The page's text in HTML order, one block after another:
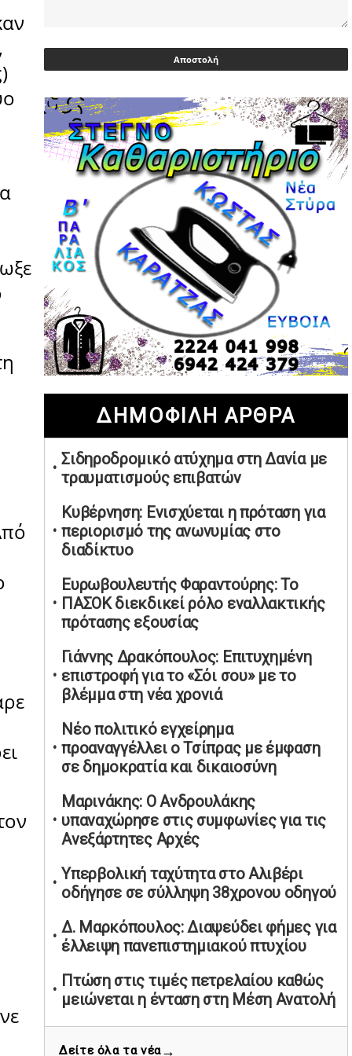
ΠΑΣΟΚ διεκδικεί ρόλο εναλλακτικής
πρότασης εξουσίας
Ακρίβεια: Με λίστα και περιορισμένες
επιλογές οι αγορές των νοικοκυριών
03/05/2026 | 07:59
Υεμένη: Σομαλοί πειρατές στο
πετρελαιοφόρο Eureka
03/05/2026 | 06:40
Αντιδρά μετά από 17 ημέρες νοσηλείας
ο Γιώργος Μυλωνάκης, τον
επισκέφτηκε ο πρωθυπουργός
02/05/2026 | 20:54
Μεντιλίμπαρ: Ξεχωριστό το κλίμα σε
κάθε παιχνίδι ΠΑΟΚ και Ολυμπιακού
02/05/2026 | 20:28
Περιστέρι: Ένταση μεταξύ ανηλίκων
άφησε δύο 15χρονους τραυματίες
Ηνωμένα Αραβικά Εμιράτα: Αίρουν
τους περιορισμούς στον εναέριο χώρο
Η Αθηνά Λινού αφήνει ανοιχτό το
ενδεχόμενο ένταξης στον νέο
02/05/2026 | 17:01
Αταμάν: Κανείς δεν έχει δικαίωμα να
μιλά για τον πρόεδρο και την
οικογένειά του
02/05/2026 | 15:59
Μαρινάκης: Ο Ανδρουλάκης
υπαναχώρησε στις συμφωνίες για τις
Ανεξάρτητες Αρχές
02/05/2026 | 09:36
code για πωλήσεις καπνικών και
αλκοόλ σε 88.000 σημεία
02/05/2026 | 06:26
Καύσιμα αεροσκαφών: Διαβεβαιώσεις
ΕΕ για επάρκεια παρά τη γεωπολιτική
ένταση
01/05/2026 | 19:54
Βελόπουλος: Κριτική σε πολιτικούς
αρχηγούς για δηλώσεις την
Πρωτομαγιά
01/05/2026 | 19:33
ΔΗΜΟΦΙΛΗ ΑΡΘΡΑ
Σιδηροδρομικό ατύχημα στη Δανία με
τραυματισμούς επιβατών
Κυβέρνηση: Ενισχύεται η πρόταση για
περιορισμό της ανωνυμίας στο
διαδίκτυο
Ευρωβουλευτής Φαραντούρης: Το
ΠΑΣΟΚ διεκδικεί ρόλο εναλλακτικής
πρότασης εξουσίας
Γιάννης Δρακόπουλος: Επιτυχημένη
επιστροφή για το «Σόι σου» με το
βλέμμα στη νέα χρονιά
Νέο πολιτικό εγχείρημα
προαναγγέλλει ο Τσίπρας με έμφαση
σε δημοκρατία και δικαιοσύνη
Μαρινάκης: Ο Ανδρουλάκης
υπαναχώρησε στις συμφωνίες για τις
Ανεξάρτητες Αρχές
Υπερβολική ταχύτητα στο Αλιβέρι
οδήγησε σε σύλληψη 38χρονου οδηγού
Δ. Μαρκόπουλος: Διαψεύδει φήμες για
έλλειψη πανεπιστημιακού πτυχίου
Πτώση στις τιμές πετρελαίου καθώς
μειώνεται η ένταση στη Μέση Ανατολή
Δείτε όλα τα νέα→